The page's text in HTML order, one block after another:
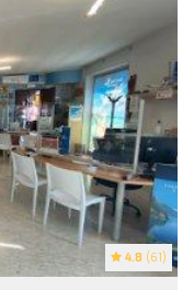
4.8 (61)